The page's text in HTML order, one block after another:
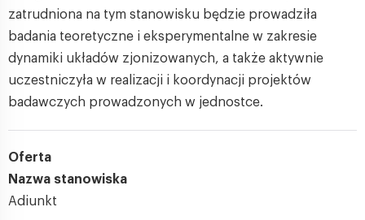
zatrudniona na tym stanowisku będzie prowadziła
badania teoretyczne i eksperymentalne w zakresie
dynamiki układów zjonizowanych, a także aktywnie
uczestniczyła w realizacji i koordynacji projektów
badawczych prowadzonych w jednostce.
Oferta
Nazwa stanowiska
Adiunkt